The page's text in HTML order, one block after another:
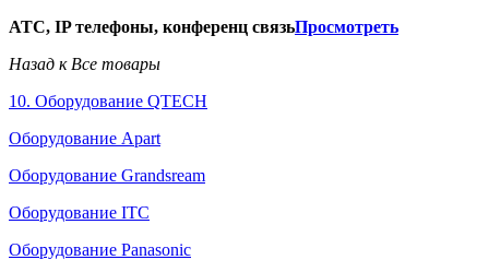
АТС, IP телефоны, конференц связьПросмотреть
Назад к Все товары
10. Оборудование QTECH
Оборудование Apart
Оборудование Grandsream
Оборудование ITC
Оборудование Panasonic